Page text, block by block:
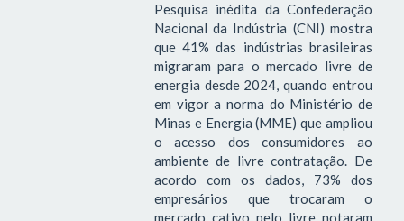
Pesquisa inédita da Confederação
Nacional da Indústria (CNI) mostra
que 41% das indústrias brasileiras
migraram para o mercado livre de
energia desde 2024, quando entrou
em vigor a norma do Ministério de
Minas e Energia (MME) que ampliou
o acesso dos consumidores ao
ambiente de livre contratação. De
acordo com os dados, 73% dos
empresários que trocaram o
mercado cativo pelo livre notaram